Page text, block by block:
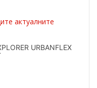
актуалните
URBANFLEX